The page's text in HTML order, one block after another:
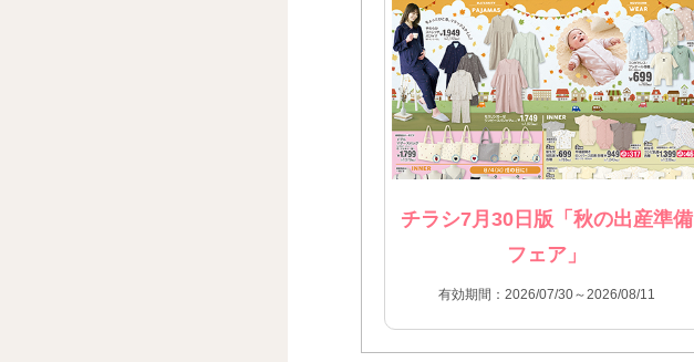
チラシ7月30日版「秋の出産準備
フェア」
有効期間：2026/07/30～2026/08/11